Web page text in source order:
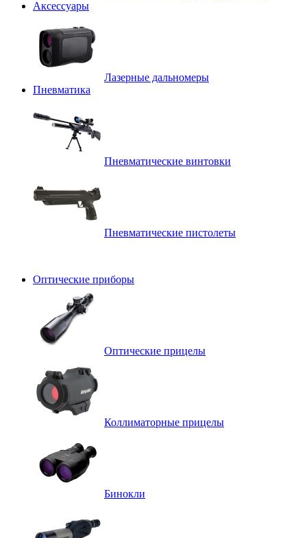
Аксессуары
Лазерные дальномеры
Пневматика
Пневматические винтовки
Пневматические пистолеты
Оптические приборы
Оптические прицелы
Коллиматорные прицелы
Бинокли